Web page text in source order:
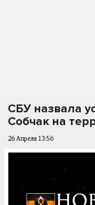
СБУ назвала
Собчак на
26 Апреля 13:56